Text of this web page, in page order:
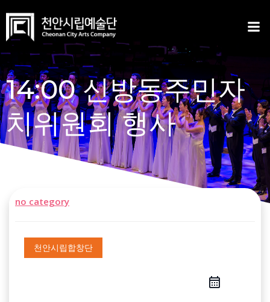
content
14:00 신방동주민자
치위원회 행사
no category
천안시립합창단